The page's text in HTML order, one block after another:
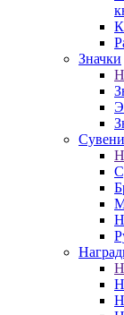
Значки